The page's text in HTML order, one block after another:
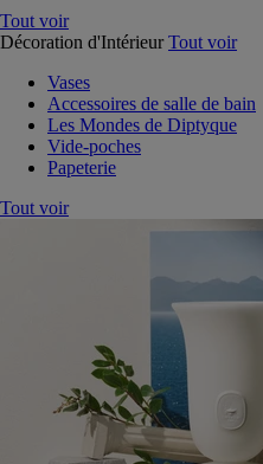
Tout voir
Décoration d'Intérieur Tout voir
Vases
Accessoires de salle de bain
Les Mondes de Diptyque
Vide-poches
Papeterie
Tout voir